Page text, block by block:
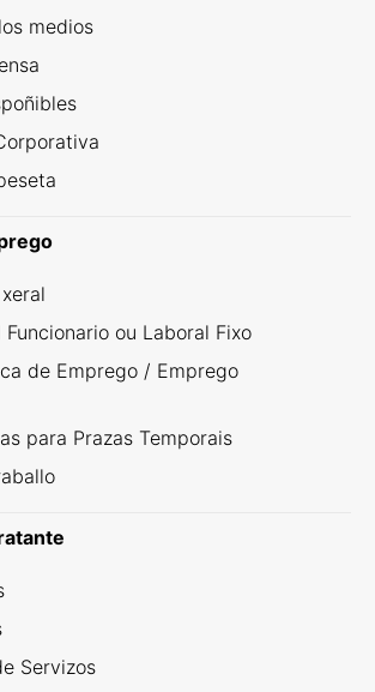
medios
Funcionario ou Laboral Fixo
de Emprego / Emprego
para Prazas Temporais
Servizos